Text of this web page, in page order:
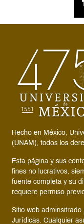
Hecho en México,
(UNAM), todos los
Esta página y sus
fines no lucrativos,
fuente completa y su
requiere permiso
Sitio web
Jurídicas. Cualquier